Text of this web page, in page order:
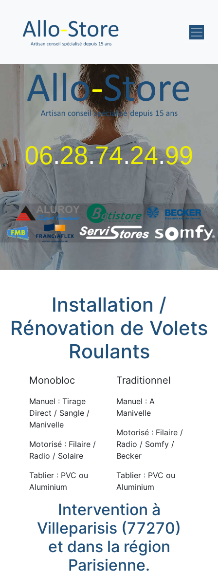
06.28.74.24.99
Installation /
Rénovation de Volets
Roulants
Monobloc
Manuel : Tirage
Direct / Sangle /
Manivelle
Motorisé : Filaire /
Radio / Solaire
Tablier : PVC ou
Aluminium
Traditionnel
Manuel : A
Manivelle
Motorisé : Filaire /
Radio / Somfy /
Becker
Tablier : PVC ou
Aluminium
Intervention à
Villeparisis (77270)
et dans la région
Parisienne.